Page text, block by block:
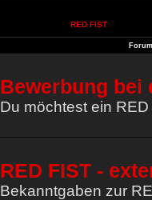
RED FIST
Bewerbung bei
Du möchtest ein
RED FIST -
Bekanntgaben zur